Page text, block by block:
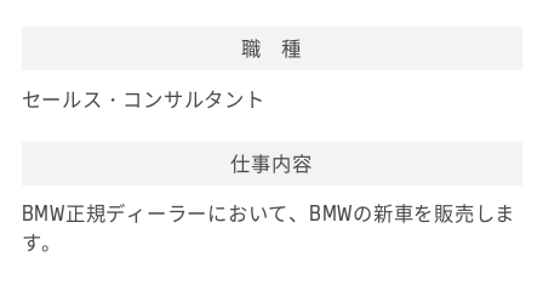
職 種
セールス・コンサルタント
仕事内容
BMW正規ディーラーにおいて、BMWの新車を販売しま
す。